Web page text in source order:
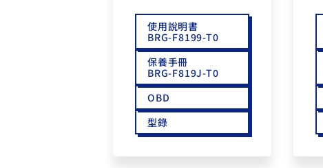
使用說明書
BRG-F8199-T0
保養手冊
BRG-F819J-T0
OBD
型錄